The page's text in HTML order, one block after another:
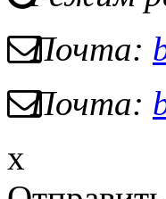
Почта:
Почта:
x